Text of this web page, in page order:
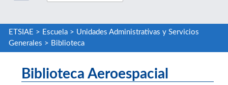
ETSIAE > Escuela> Unidades Administrativas y Servicios
Generales > Biblioteca
Biblioteca Aeroespacial